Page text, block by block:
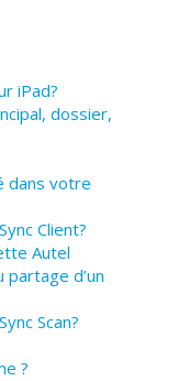
iPad?
dossier,
dans votre
Client?
Autel
d’un
Scan?
?